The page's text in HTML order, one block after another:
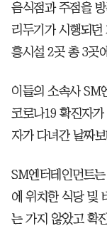
음식점과 주점을
리두기가 시행되
흥시설 2곳 총 3곳
이들의 소속사 SM
코로나19 확진자
자가 다녀간 날짜
SM엔터테인먼트
에 위치한 식당 및
는 가지 않았고 확